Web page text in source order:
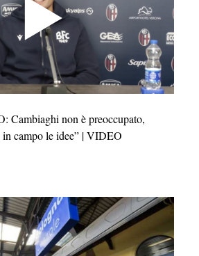
Cambiaghi non è preoccupato,
in campo le idee” | VIDEO